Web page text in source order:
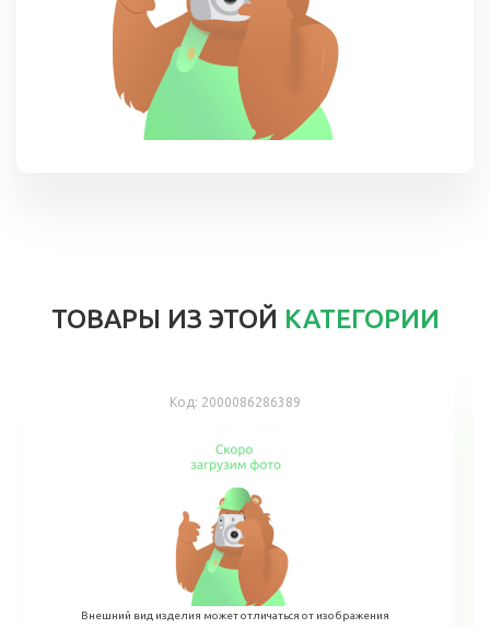
ТОВАРЫ ИЗ ЭТОЙ КАТЕГОРИИ
Код: 2000086286389
Внешний вид изделия может отличаться от изображения